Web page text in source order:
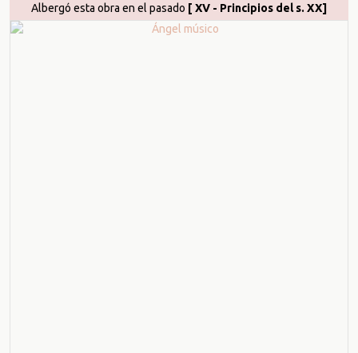
Albergó esta obra en el pasado [ XV - Principios del s. XX]